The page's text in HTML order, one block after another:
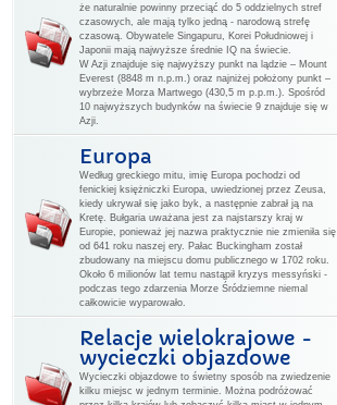
że naturalnie powinny przeciąć do 5 oddzielnych stref
czasowych, ale mają tylko jedną - narodową strefę
czasową. Obywatele Singapuru, Korei Południowej i
Japonii mają najwyższe średnie IQ na świecie.
W Azji znajduje się najwyższy punkt na lądzie – Mount
Everest (8848 m n.p.m.) oraz najniżej położony punkt –
wybrzeże Morza Martwego (430,5 m p.p.m.). Spośród
10 najwyższych budynków na świecie 9 znajduje się w
Azji.
Europa
Według greckiego mitu, imię Europa pochodzi od
fenickiej księżniczki Europa, uwiedzionej przez Zeusa,
kiedy ukrywał się jako byk, a następnie zabrał ją na
Kretę. Bułgaria uważana jest za najstarszy kraj w
Europie, ponieważ jej nazwa praktycznie nie zmieniła się
od 641 roku naszej ery. Pałac Buckingham został
zbudowany na miejscu domu publicznego w 1702 roku.
Około 6 milionów lat temu nastąpił kryzys messyński -
podczas tego zdarzenia Morze Śródziemne niemal
całkowicie wyparowało.
Relacje wielokrajowe -
wycieczki objazdowe
Wycieczki objazdowe to świetny sposób na zwiedzenie
kilku miejsc w jednym terminie. Można podróżować